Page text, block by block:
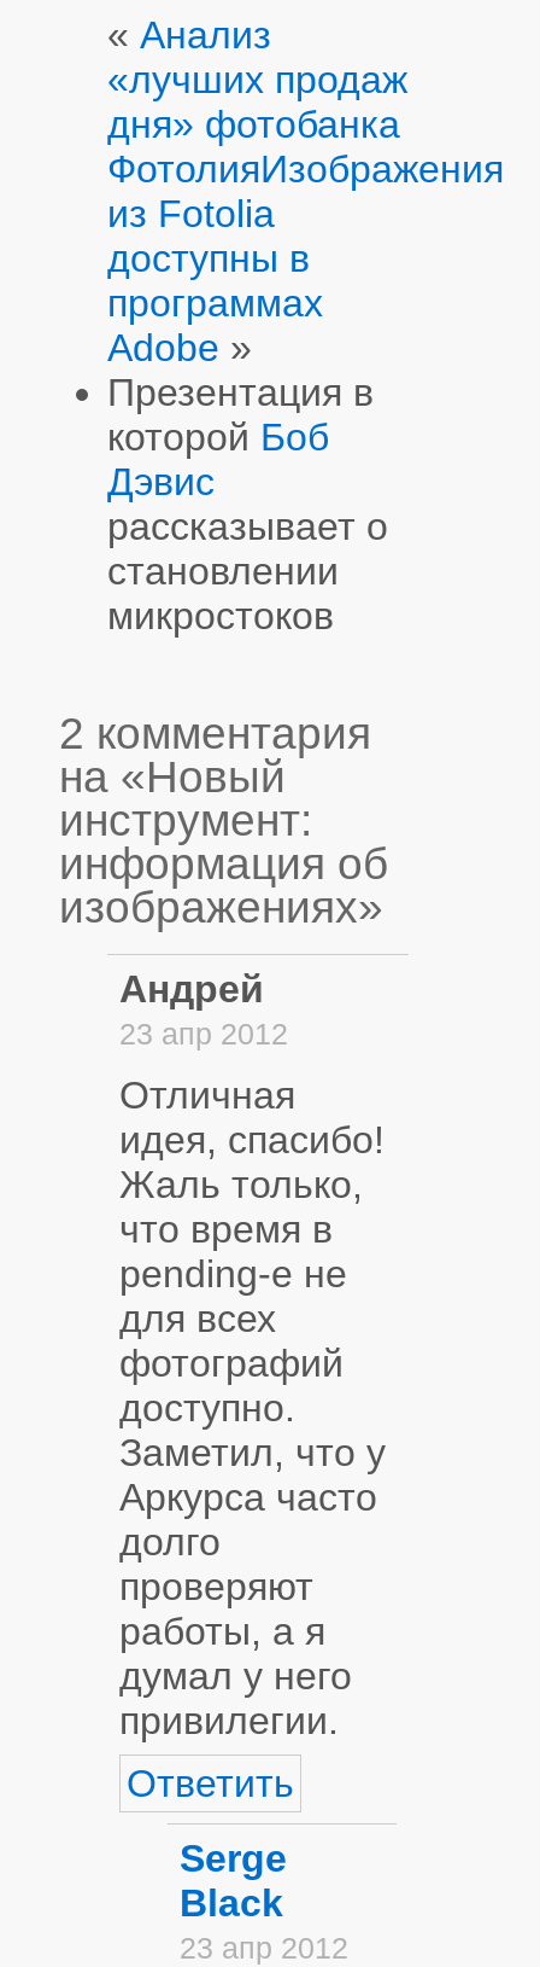
« Анализ
«лучших продаж
дня» фотобанка
ФотолияИзображения
из Fotolia
доступны в
программах
Adobe »
Презентация в
которой Боб
Дэвис
рассказывает о
становлении
микростоков
2 комментария
на «Новый
инструмент:
информация об
изображениях»
Андрей
23 апр 2012
Отличная
идея, спасибо!
Жаль только,
что время в
pending-e не
для всех
фотографий
доступно.
Заметил, что у
Аркурса часто
долго
проверяют
работы, а я
думал у него
привилегии.
Ответить
Serge
Black
23 апр 2012